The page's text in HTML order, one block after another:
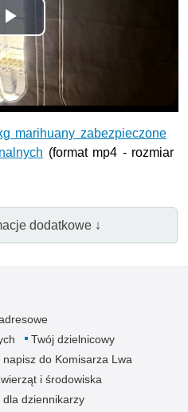
Odtwórz
wideo
marihuany zabezpieczone
(format mp4 - rozmiar
dodatkowe ↓
Twój dzielnicowy
do Komisarza Lwa
i środowiska
dla dziennikarzy